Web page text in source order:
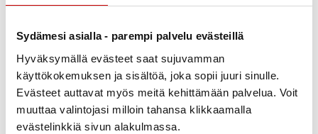
Sydämesi asialla - parempi palvelu evästeillä
Hyväksymällä evästeet saat sujuvamman
käyttökokemuksen ja sisältöä, joka sopii juuri sinulle.
Evästeet auttavat myös meitä kehittämään palvelua. Voit
muuttaa valintojasi milloin tahansa klikkaamalla
evästelinkkiä sivun alakulmassa.
Pirkanmaan Sydänyhdistys tukee sydänsairauteen
asiantuntijaluennoilla, vertaistuki- ja liikuntaryhmillä,
terveydenhoitajan sydänneuvonnalla ja yhdessäolon
hetkillä esimerkiksi kulttuurin parissa. Tarjoamme
kaikille sydänterveydestään kiinnostuneille tietoa ja